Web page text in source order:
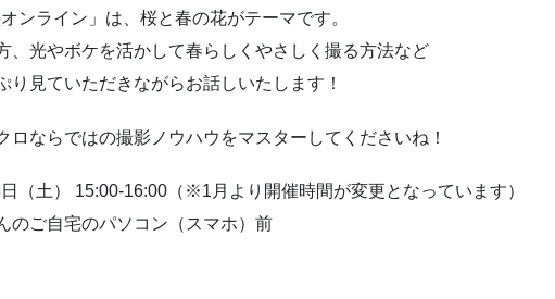
ンライン」は、桜と春の花がテーマです。
、光やボケを活かして春らしくやさしく撮る方法など
り見ていただきながらお話しいたします！
ロならではの撮影ノウハウをマスターしてくださいね！
（土） 15:00-16:00（※1月より開催時間が変更となっています）
ご自宅のパソコン（スマホ）前